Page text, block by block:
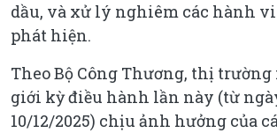
dầu, và xử lý nghiêm các hành
phát hiện.
Theo Bộ Công Thương, thị
giới kỳ điều hành lần này (từ
10/12/2025) chịu ảnh hưởng của